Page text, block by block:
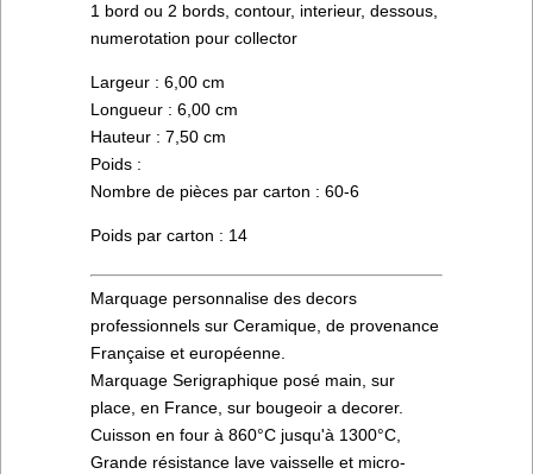
1 bord ou 2 bords, contour, interieur, dessous,
numerotation pour collector
Largeur : 6,00 cm
Longueur : 6,00 cm
Hauteur : 7,50 cm
Poids :
Nombre de pièces par carton : 60-6
Poids par carton : 14
Marquage personnalise des decors
professionnels sur Ceramique, de provenance
Française et européenne.
Marquage Serigraphique posé main, sur
place, en France, sur bougeoir a decorer.
Cuisson en four à 860°C jusqu'à 1300°C,
Grande résistance lave vaisselle et micro-